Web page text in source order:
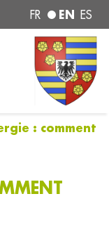
FR EN ES
: comment